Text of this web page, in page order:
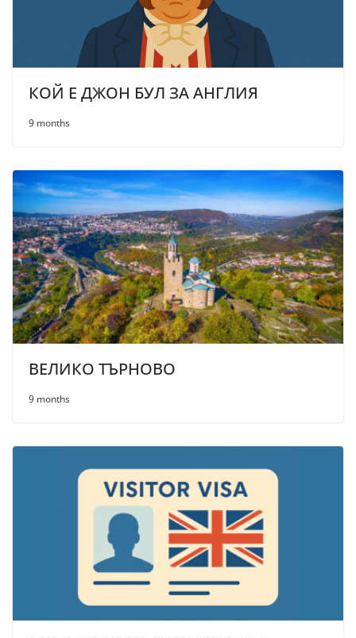
КОЙ Е ДЖОН БУЛ ЗА АНГЛИЯ
9 months
ВЕЛИКО ТЪРНОВО
9 months